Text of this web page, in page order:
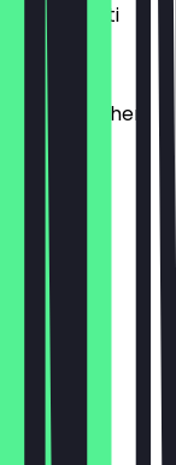
Dinkelkrusti
1,10 €
Käsebrötchen